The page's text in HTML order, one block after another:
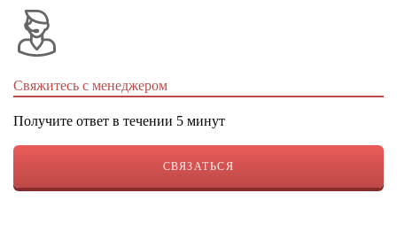
Свяжитесь с менеджером
Получите ответ в течении 5 минут
СВЯЗАТЬСЯ